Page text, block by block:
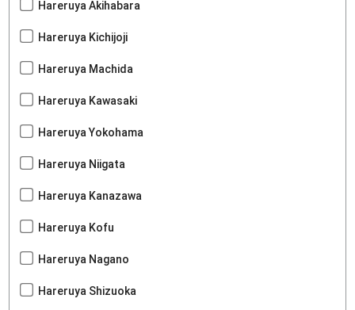
Hareruya Akihabara
Hareruya Kichijoji
Hareruya Machida
Hareruya Kawasaki
Hareruya Yokohama
Hareruya Niigata
Hareruya Kanazawa
Hareruya Kofu
Hareruya Nagano
Hareruya Shizuoka